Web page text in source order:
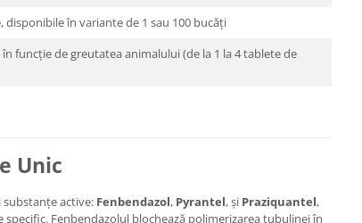
disponibile în variante de 1 sau 100 bucăți
în funcție de greutatea animalului (de la 1 la 4 tablete de
Unic
substanțe active: Fenbendazol, Pyrantel, și Praziquantel,
Fenbendazolul blochează polimerizarea tubulinei în